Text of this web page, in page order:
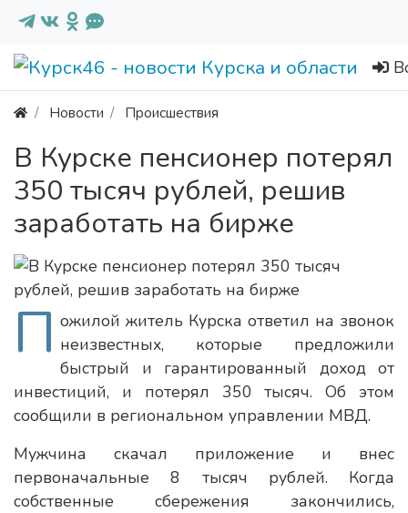
Новости Происшествия
В Курске пенсионер потерял
350 тысяч рублей, решив
заработать на бирже
П ожилой житель Курска ответил на звонок
неизвестных, которые предложили
быстрый и гарантированный доход от
инвестиций, и потерял 350 тысяч. Об этом
сообщили в региональном управлении МВД.
Мужчина скачал приложение и внес
первоначальные 8 тысяч рублей. Когда
собственные сбережения закончились,